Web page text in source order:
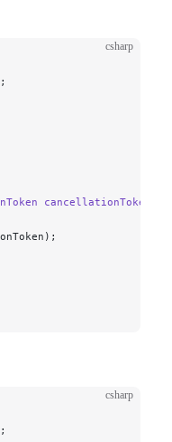
csharp
;
cancellationToken
csharp
;